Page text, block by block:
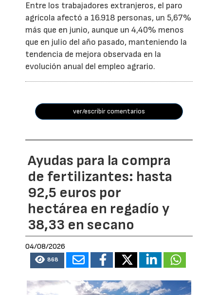
Entre los trabajadores extranjeros, el paro
agrícola afectó a 16.918 personas, un 5,67%
más que en junio, aunque un 4,40% menos
que en julio del año pasado, manteniendo la
tendencia de mejora observada en la
evolución anual del empleo agrario.
ver/escribir comentarios
Ayudas para la compra
de fertilizantes: hasta
92,5 euros por
hectárea en regadío y
38,33 en secano
04/08/2026
868